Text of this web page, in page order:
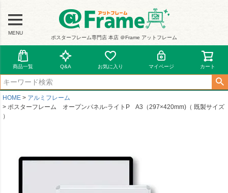
MENU
ポスターフレーム専門店 本店 ＠Frame アットフレーム
商品一覧 Q&A お気に入り マイページ カート
HOME
アルミフレーム
ポスターフレーム オープンパネル-ライトP A3（297×420mm)（ 既製サイズ
）